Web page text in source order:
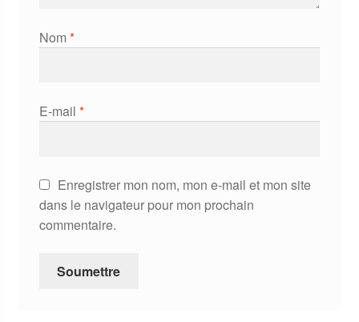
Nom *
E-mail *
Enregistrer mon nom, mon e-mail et mon site
dans le navigateur pour mon prochain
commentaire.